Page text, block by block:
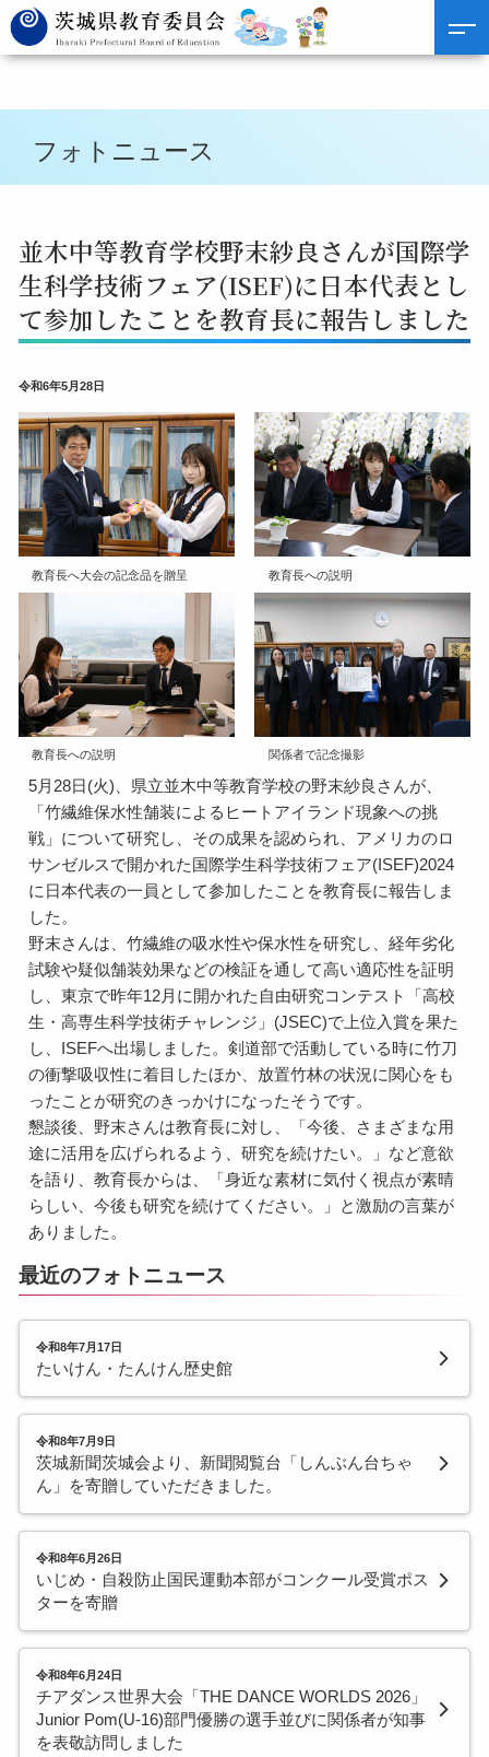
フォトニュース
並木中等教育学校野末紗良さんが国際学
生科学技術フェア(ISEF)に日本代表とし
て参加したことを教育長に報告しました
令和6年5月28日
教育長へ大会の記念品を贈呈 教育長への説明
教育長への説明 関係者で記念撮影
5月28日(火)、県立並木中等教育学校の野末紗良さんが、
「竹繊維保水性舗装によるヒートアイランド現象への挑
戦」について研究し、その成果を認められ、アメリカのロ
サンゼルスで開かれた国際学生科学技術フェア(ISEF)2024
に日本代表の一員として参加したことを教育長に報告しま
した。
野末さんは、竹繊維の吸水性や保水性を研究し、経年劣化
試験や疑似舗装効果などの検証を通して高い適応性を証明
し、東京で昨年12月に開かれた自由研究コンテスト「高校
生・高専生科学技術チャレンジ」(JSEC)で上位入賞を果た
し、ISEFへ出場しました。剣道部で活動している時に竹刀
の衝撃吸収性に着目したほか、放置竹林の状況に関心をも
ったことが研究のきっかけになったそうです。
懇談後、野末さんは教育長に対し、「今後、さまざまな用
途に活用を広げられるよう、研究を続けたい。」など意欲
を語り、教育長からは、「身近な素材に気付く視点が素晴
らしい、今後も研究を続けてください。」と激励の言葉が
ありました。
最近のフォトニュース
令和8年7月17日
たいけん・たんけん歴史館
令和8年7月9日
茨城新聞茨城会より、新聞閲覧台「しんぶん台ちゃ
ん」を寄贈していただきました。
令和8年6月26日
いじめ・自殺防止国民運動本部がコンクール受賞ポス
ターを寄贈
令和8年6月24日
チアダンス世界大会「THE DANCE WORLDS 2026」
Junior Pom(U-16)部門優勝の選手並びに関係者が知事
を表敬訪問しました